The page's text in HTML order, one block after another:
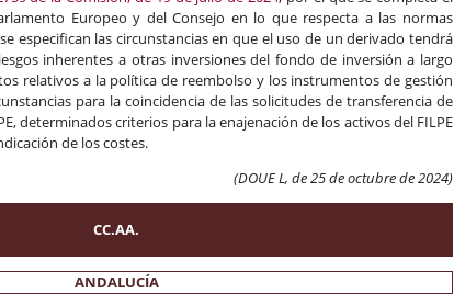
Europeo y del Consejo en lo que respecta a las normas
especifican las circunstancias en que el uso de un derivado tendrá
inherentes a otras inversiones del fondo de inversión a largo
relativos a la política de reembolso y los instrumentos de gestión
para la coincidencia de las solicitudes de transferencia de
determinados criterios para la enajenación de los activos del FILPE
de los costes.
(DOUE L, de 25 de octubre de 2024)
CC.AA.
ANDALUCÍA